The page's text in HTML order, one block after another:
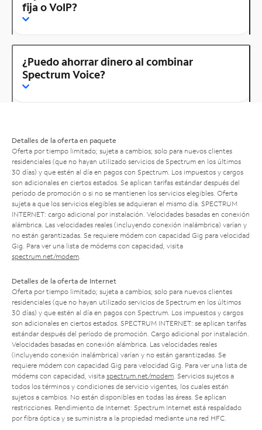
fija o VoIP?
¿Puedo ahorrar dinero al combinar
Spectrum Voice?
Detalles de la oferta en paquete
Oferta por tiempo limitado; sujeta a cambios; solo para nuevos clientes
residenciales (que no hayan utilizado servicios de Spectrum en los últimos
30 días) y que estén al día en pagos con Spectrum. Los impuestos y cargos
son adicionales en ciertos estados. Se aplican tarifas estándar después del
período de promoción o si no se mantienen los servicios elegibles. Oferta
sujeta a que los servicios elegibles se adquieran el mismo día. SPECTRUM
INTERNET: cargo adicional por instalación. Velocidades basadas en conexión
alámbrica. Las velocidades reales (incluyendo conexión inalámbrica) varían y
no están garantizadas. Se requiere módem con capacidad Gig para velocidad
Gig. Para ver una lista de módems con capacidad, visita
spectrum.net/modem
Detalles de la oferta de Internet
Oferta por tiempo limitado; sujeta a cambios; solo para nuevos clientes
residenciales (que no hayan utilizado servicios de Spectrum en los últimos
30 días) y que estén al día en pagos con Spectrum. Los impuestos y cargos
son adicionales en ciertos estados. SPECTRUM INTERNET: se aplican tarifas
estándar después del período de promoción. Cargo adicional por instalación.
Velocidades basadas en conexión alámbrica. Las velocidades reales
(incluyendo conexión inalámbrica) varían y no están garantizadas. Se
requiere módem con capacidad Gig para velocidad Gig. Para ver una lista de
módems con capacidad, visita spectrum.net/modem . Servicios sujetos a
todos los términos y condiciones de servicio vigentes, los cuales están
sujetos a cambios. No están disponibles en todas las áreas. Se aplican
restricciones. Rendimiento de Internet: Spectrum Internet está respaldado
por fibra óptica y se suministra a la propiedad mediante una red HFC.